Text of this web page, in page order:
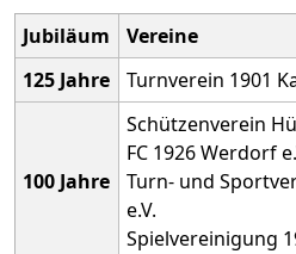
Jubiläum
Vereine
125 Jahre
Turnverein 1901
100 Jahre
Schützenverein
FC 1926 Werdorf
Turn- und
e.V.
Spielvereinigung